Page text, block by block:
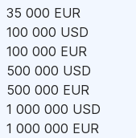
35 000 EUR
100 000 USD
100 000 EUR
500 000 USD
500 000 EUR
1 000 000 USD
1 000 000 EUR